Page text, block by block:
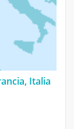
Italia